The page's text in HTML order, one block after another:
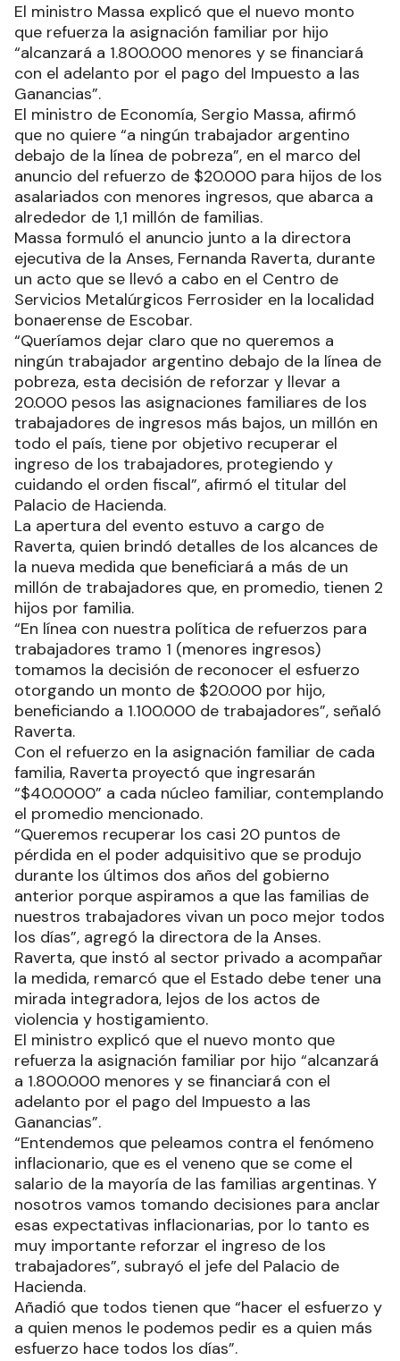
El ministro Massa explicó que el nuevo monto
que refuerza la asignación familiar por hijo
“alcanzará a 1.800.000 menores y se financiará
con el adelanto por el pago del Impuesto a las
Ganancias”.
El ministro de Economía, Sergio Massa, afirmó
que no quiere “a ningún trabajador argentino
debajo de la línea de pobreza”, en el marco del
anuncio del refuerzo de $20.000 para hijos de los
asalariados con menores ingresos, que abarca a
alrededor de 1,1 millón de familias.
Massa formuló el anuncio junto a la directora
ejecutiva de la Anses, Fernanda Raverta, durante
un acto que se llevó a cabo en el Centro de
Servicios Metalúrgicos Ferrosider en la localidad
bonaerense de Escobar.
“Queríamos dejar claro que no queremos a
ningún trabajador argentino debajo de la línea de
pobreza, esta decisión de reforzar y llevar a
20.000 pesos las asignaciones familiares de los
trabajadores de ingresos más bajos, un millón en
todo el país, tiene por objetivo recuperar el
ingreso de los trabajadores, protegiendo y
cuidando el orden fiscal”, afirmó el titular del
Palacio de Hacienda.
La apertura del evento estuvo a cargo de
Raverta, quien brindó detalles de los alcances de
la nueva medida que beneficiará a más de un
millón de trabajadores que, en promedio, tienen 2
hijos por familia.
“En línea con nuestra política de refuerzos para
trabajadores tramo 1 (menores ingresos)
tomamos la decisión de reconocer el esfuerzo
otorgando un monto de $20.000 por hijo,
beneficiando a 1.100.000 de trabajadores”, señaló
Raverta.
Con el refuerzo en la asignación familiar de cada
familia, Raverta proyectó que ingresarán
“$40.0000” a cada núcleo familiar, contemplando
el promedio mencionado.
“Queremos recuperar los casi 20 puntos de
pérdida en el poder adquisitivo que se produjo
durante los últimos dos años del gobierno
anterior porque aspiramos a que las familias de
nuestros trabajadores vivan un poco mejor todos
los días”, agregó la directora de la Anses.
Raverta, que instó al sector privado a acompañar
la medida, remarcó que el Estado debe tener una
mirada integradora, lejos de los actos de
violencia y hostigamiento.
El ministro explicó que el nuevo monto que
refuerza la asignación familiar por hijo “alcanzará
a 1.800.000 menores y se financiará con el
adelanto por el pago del Impuesto a las
Ganancias”.
“Entendemos que peleamos contra el fenómeno
inflacionario, que es el veneno que se come el
salario de la mayoría de las familias argentinas. Y
nosotros vamos tomando decisiones para anclar
esas expectativas inflacionarias, por lo tanto es
muy importante reforzar el ingreso de los
trabajadores”, subrayó el jefe del Palacio de
Hacienda.
Añadió que todos tienen que “hacer el esfuerzo y
a quien menos le podemos pedir es a quien más
esfuerzo hace todos los días”.